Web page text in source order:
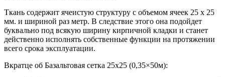
Ткань содержит ячеистую структуру с объемом ячеек 25 х 25
мм. и шириной раз метр. В следствие этого она подойдет
буквально под всякую ширину кирпичной кладки и станет
действенно исполнять собственные функции на протяжении
всего срока эксплуатации.
Вкратце об Базальтовая сетка 25х25 (0,35×50м):